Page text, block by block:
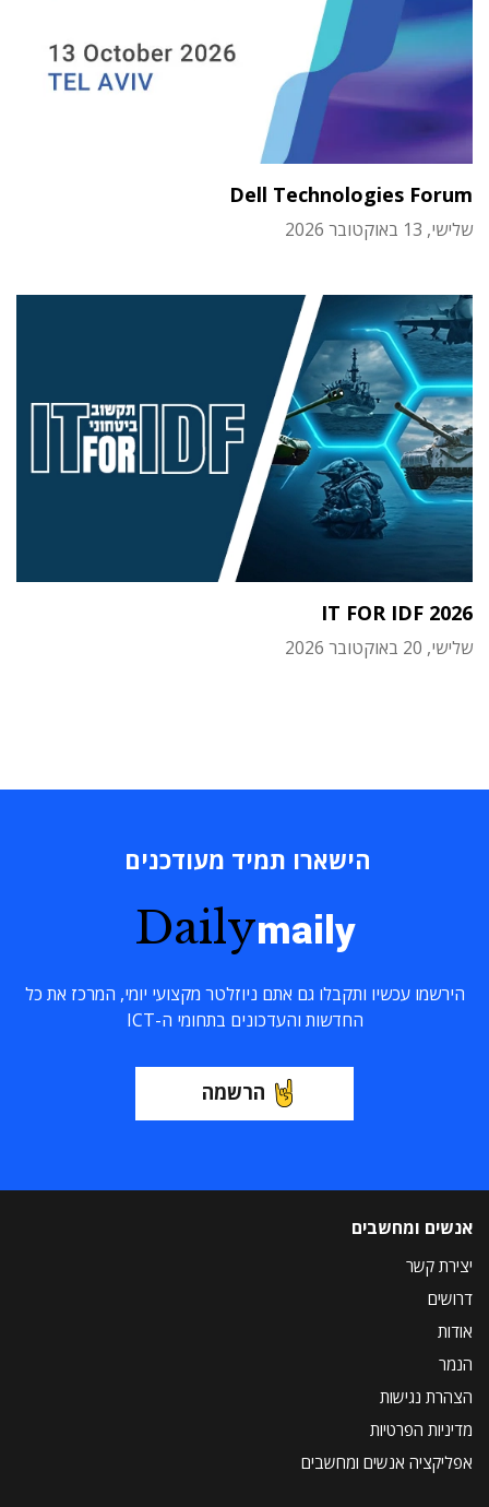
Dell Technologies Forum
שלישי, 13 באוקטובר 2026
IT FOR IDF 2026
שלישי, 20 באוקטובר 2026
הישארו תמיד מעודכנים
Dailymaily
הירשמו עכשיו ותקבלו גם אתם ניוזלטר מקצועי יומי, המרכז את כל
החדשות והעדכונים בתחומי ה-ICT
הרשמה
אנשים ומחשבים
יצירת קשר
דרושים
אודות
הנמר
הצהרת נגישות
מדיניות הפרטיות
אפליקציה אנשים ומחשבים